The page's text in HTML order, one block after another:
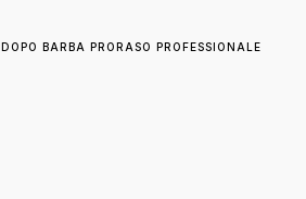
DOPO BARBA PRORASO PROFESSIONALE